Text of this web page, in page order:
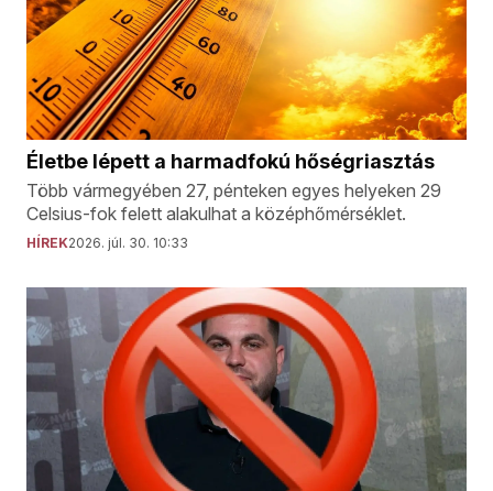
Életbe lépett a harmadfokú hőségriasztás
Több vármegyében 27, pénteken egyes helyeken 29
Celsius-fok felett alakulhat a középhőmérséklet.
HÍREK2026. júl. 30. 10:33